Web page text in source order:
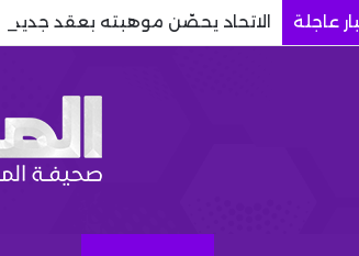
عاجلة الاتحاد يحصّن موهبته بعقد جديد حتى